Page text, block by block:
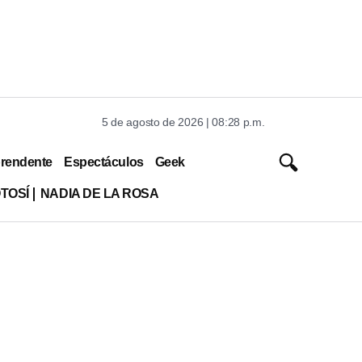
5 de agosto de 2026 | 08:28 p.m.
Espectáculos Geek
NADIA DE LA ROSA